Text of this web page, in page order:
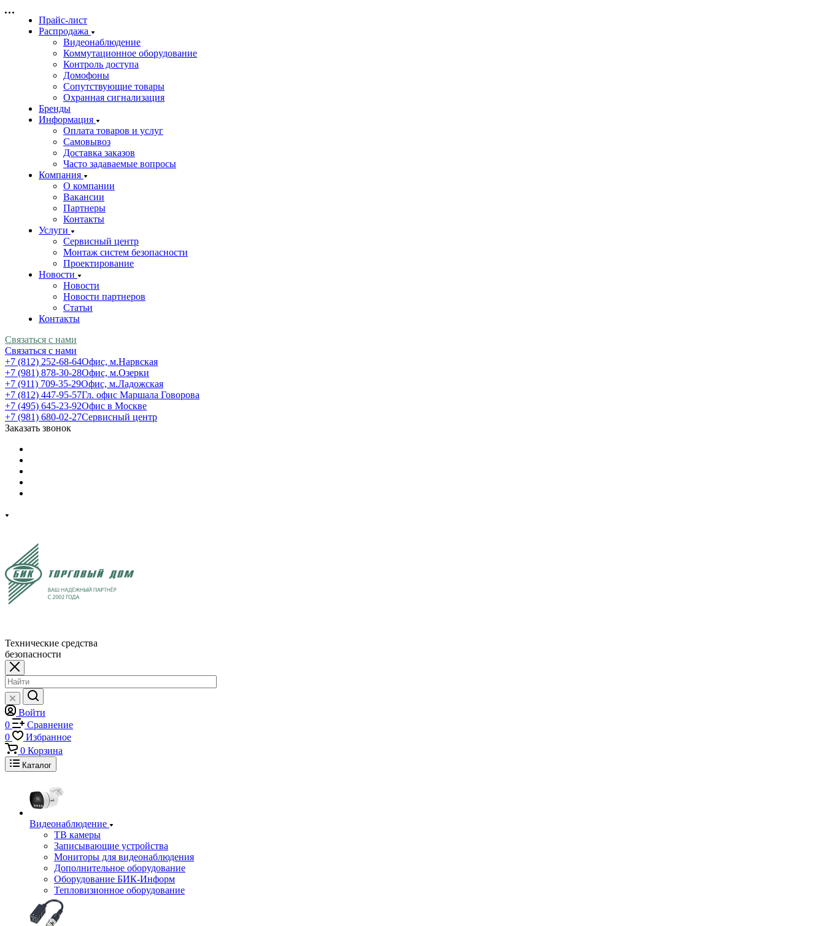
Прайс-лист
Распродажа
Видеонаблюдение
Коммутационное оборудование
Контроль доступа
Домофоны
Сопутствующие товары
Охранная сигнализация
Бренды
Информация
Оплата товаров и услуг
Самовывоз
Доставка заказов
Часто задаваемые вопросы
Компания
О компании
Вакансии
Партнеры
Контакты
Услуги
Сервисный центр
Монтаж систем безопасности
Проектирование
Новости
Новости
Новости партнеров
Статьи
Контакты
Связаться с нами
Связаться с нами
+7 (812) 252-68-64Офис, м.Нарвская
+7 (981) 878-30-28Офис, м.Озерки
+7 (911) 709-35-29Офис, м.Ладожская
+7 (812) 447-95-57Гл. офис Маршала Говорова
+7 (495) 645-23-92Офис в Москве
+7 (981) 680-02-27Сервисный центр
Заказать звонок
Технические средства
безопасности
Войти
0
Сравнение
0
Избранное
0 Корзина
Каталог
Видеонаблюдение
ТВ камеры
Записывающие устройства
Мониторы для видеонаблюдения
Дополнительное оборудование
Оборудование БИК-Информ
Тепловизионное оборудование